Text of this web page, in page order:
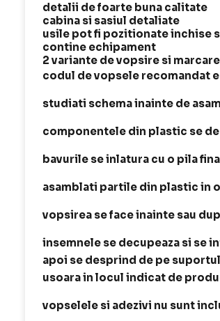
detalii de foarte buna calitate
cabina si sasiul detaliate
usile pot fi pozitionate inchise
contine echipament
2 variante de vopsire si marcare
codul de vopsele recomandat
studiati schema inainte de
componentele din plastic se
bavurile se inlatura cu o pila fina
asamblati partile din plastic in
vopsirea se face inainte sau
insemnele se decupeaza si se
apoi se desprind de pe
usoara in locul indicat de
vopselele si adezivi nu sunt